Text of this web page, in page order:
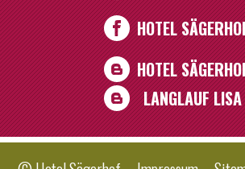
HOTEL
HOTEL
LANGLAUF LISA